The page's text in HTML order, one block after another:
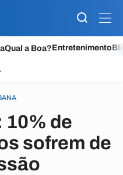
Qual a Boa?Entretenimento
10% de
sofrem de